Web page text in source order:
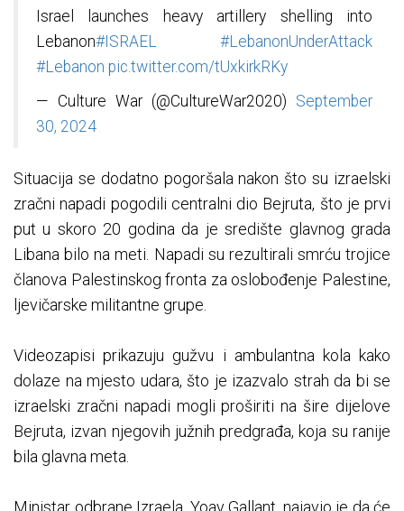
Israel launches heavy artillery shelling into
Lebanon#ISRAEL
#LebanonUnderAttack
#Lebanon pic.twitter.com/tUxkirkRKy
— Culture War (@CultureWar2020) September
30, 2024
Situacija se dodatno pogoršala nakon što su izraelski
zračni napadi pogodili centralni dio Bejruta, što je prvi
put u skoro 20 godina da je središte glavnog grada
Libana bilo na meti. Napadi su rezultirali smrću trojice
članova Palestinskog fronta za oslobođenje Palestine,
ljevičarske militantne grupe.
Videozapisi prikazuju gužvu i ambulantna kola kako
dolaze na mjesto udara, što je izazvalo strah da bi se
izraelski zračni napadi mogli proširiti na šire dijelove
Bejruta, izvan njegovih južnih predgrađa, koja su ranije
bila glavna meta.
Ministar odbrane Izraela, Yoav Gallant, najavio je da će